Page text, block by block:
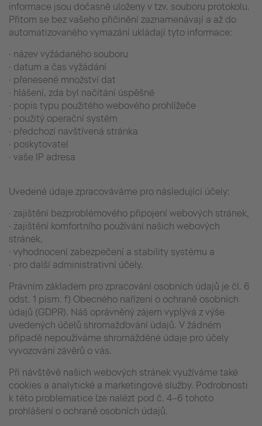
informace jsou dočasně uloženy v tzv. souboru protokolu.
Přitom se bez vašeho přičinění zaznamenávají a až do
automatizovaného vymazání ukládají tyto informace:
· název vyžádaného souboru
· datum a čas vyžádání
· přenesené množství dat
· hlášení, zda byl načítání úspěšné
· popis typu použitého webového prohlížeče
· použitý operační systém
· předchozí navštívená stránka
· poskytovatel
· vaše IP adresa
Uvedené údaje zpracováváme pro následující účely:
· zajištění bezproblémového připojení webových stránek,
· zajištění komfortního používání našich webových
stránek,
· vyhodnocení zabezpečení a stability systému a
· pro další administrativní účely.
Právním základem pro zpracování osobních údajů je čl. 6
odst. 1 písm. f) Obecného nařízení o ochraně osobních
údajů (GDPR). Náš oprávněný zájem vyplývá z výše
uvedených účelů shromažďování údajů. V žádném
případě nepoužíváme shromážděné údaje pro účely
vyvozování závěrů o vás.
Při návštěvě našich webových stránek využíváme také
cookies a analytické a marketingové služby. Podrobnosti
k této problematice lze nalézt pod č. 4–6 tohoto
prohlášení o ochraně osobních údajů.